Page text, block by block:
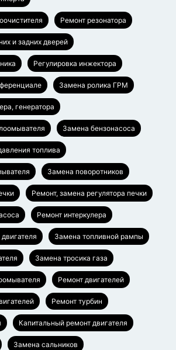
Ремонт резонатора
и задних дверей
Регулировка инжектора
Замена ролика ГРМ
генератора
Замена бензонасоса
топлива
Замена поворотников
Ремонт, замена регулятора печки
Ремонт интеркулера
Замена топливной рампы
Замена тросика газа
Ремонт двигателей
Ремонт турбин
Капитальный ремонт двигателя
Замена сальников